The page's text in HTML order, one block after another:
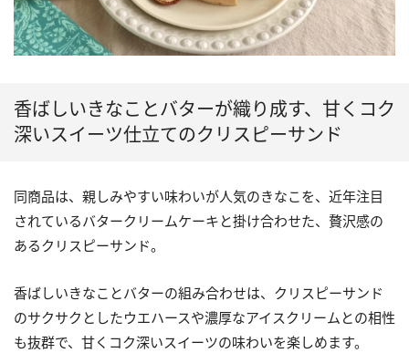
香ばしいきなことバターが織り成す、甘くコク
深いスイーツ仕立てのクリスピーサンド
同商品は、親しみやすい味わいが人気のきなこを、近年注目
されているバタークリームケーキと掛け合わせた、贅沢感の
あるクリスピーサンド。
香ばしいきなことバターの組み合わせは、クリスピーサンド
のサクサクとしたウエハースや濃厚なアイスクリームとの相性
も抜群で、甘くコク深いスイーツの味わいを楽しめます。